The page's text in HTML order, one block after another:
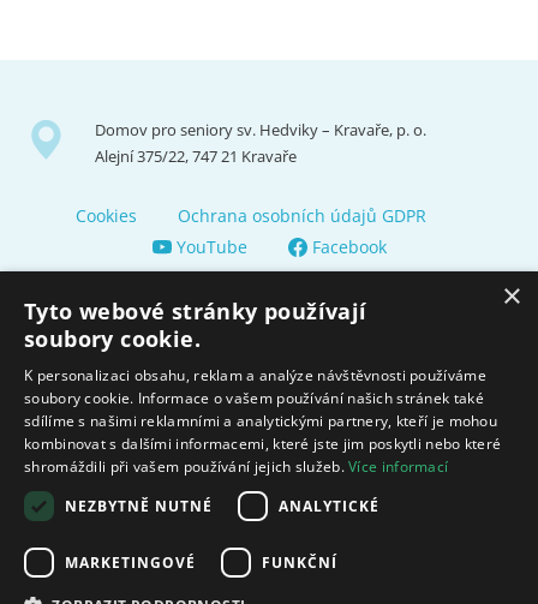
Domov pro seniory sv. Hedviky – Kravaře, p. o.
Alejní 375/22, 747 21 Kravaře
Cookies
Ochrana osobních údajů GDPR
YouTube
Facebook
Zřizuje a finančně nás podporuje Město Kravaře
Moravskoslezský kraj poskytuje dotaci na zajištění sociálních
služeb.
Ministerstvo práce
×
Tyto webové stránky používají
soubory cookie.
K personalizaci obsahu, reklam a analýze návštěvnosti používáme
soubory cookie. Informace o vašem používání našich stránek také
sdílíme s našimi reklamními a analytickými partnery, kteří je mohou
kombinovat s dalšími informacemi, které jste jim poskytli nebo které
shromáždili při vašem používání jejich služeb.Více informací
NEZBYTNĚ NUTNÉ
ANALYTICKÉ
MARKETINGOVÉ FUNKČNÍ